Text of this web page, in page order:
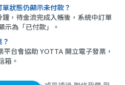
狀態仍顯示未付款？
，待金流完成入帳後，系統中訂單
示為「已付款」。
台會協助 YOTTA 開立電子發票，
箱。